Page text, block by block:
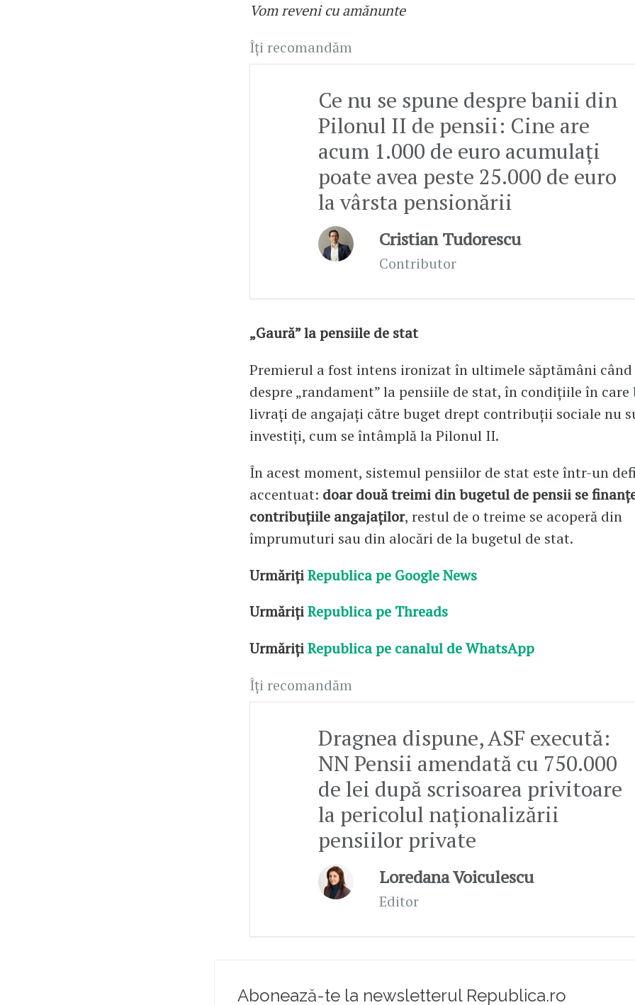
Vom reveni cu amănunte
Îți recomandăm
Ce nu se spune despre banii din
Pilonul II de pensii: Cine are
acum 1.000 de euro acumulaţi
poate avea peste 25.000 de euro
la vârsta pensionării
Cristian Tudorescu
Contributor
„Gaură” la pensiile de stat
Premierul a fost intens ironizat în ultimele săptămâni
despre „randament” la pensiile de stat, în condițiile în care
livrați de angajați către buget drept contribuții sociale nu
investiți, cum se întâmplă la Pilonul II.
În acest moment, sistemul pensiilor de stat este într-un
accentuat: doar două treimi din bugetul de pensii se
contribuțiile angajaților, restul de o treime se acoperă din
împrumuturi sau din alocări de la bugetul de stat.
UrmărițiRepublica pe Google News
UrmărițiRepublica pe Threads
UrmărițiRepublica pe canalul de WhatsApp
Îți recomandăm
Dragnea dispune, ASF execută:
NN Pensii amendată cu 750.000
de lei după scrisoarea privitoare
la pericolul naționalizării
pensiilor private
Loredana Voiculescu
Editor
Abonează-te la newsletterul Republica.ro